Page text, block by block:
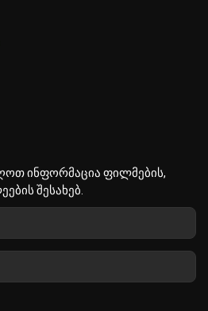
ინფორმაცია ფილმების,
შესახებ.